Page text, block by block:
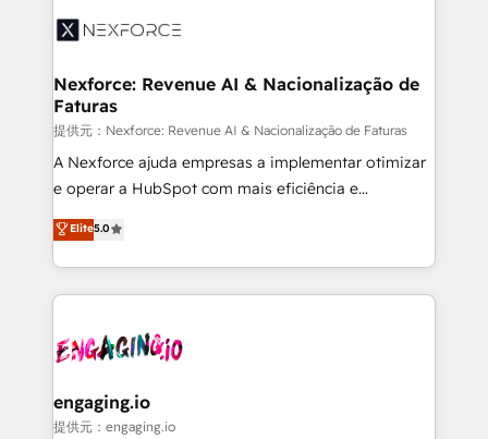
Implementation & Migration Onboarding across all
Station, Freshdesk, Intercom, and more. Custom
objects, automations, and integrations built for
growth. 🚀 AI-Driven GTM Orchestration Unify
HubSpot with LinkedIn, WhatsApp, email, paid
media, and AI voice to drive pipeline. 🤖 AI Custom
prospecting, follow-ups, service triage, and
knowledge retrieval—built in HubSpot. ⚡ Fast-Track
advanced optimization & adoption 📍 São Paulo, BR
• Des Moines, IA • New York, NY
Nexforce: Revenue AI & Nacionalização de
Faturas
提供元：Nexforce: Revenue AI & Nacionalização de Faturas
A Nexforce ajuda empresas a implementar otimizar
e operar a HubSpot com mais eficiência e
previsibilidade de receita. Combinamos Revenue
Operations (RevOps) e Inteligência Artificial para
estruturar processos integrar sistemas organizar
dados e automatizar operações. O objetivo é
operacional de receita conectando equipes
Também somos distribuidores oficiais da HubSpot
e de mais de 150 softwares globais permitindo
Elite5.0
engaging.io
提供元：engaging.io